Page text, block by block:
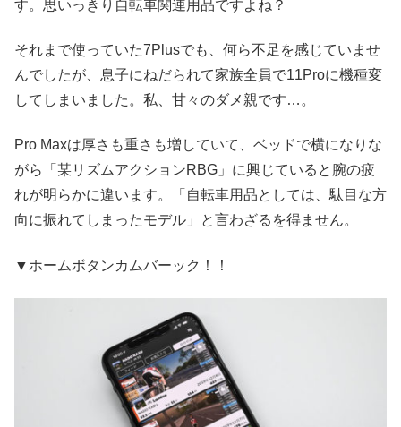
す。思いっきり自転車関連用品ですよね？
それまで使っていた7Plusでも、何ら不足を感じていませ
んでしたが、息子にねだられて家族全員で11Proに機種変
してしまいました。私、甘々のダメ親です…。
Pro Maxは厚さも重さも増していて、ベッドで横になりな
がら「某リズムアクションRBG」に興じていると腕の疲
れが明らかに違います。「自転車用品としては、駄目な方
向に振れてしまったモデル」と言わざるを得ません。
▼ホームボタンカムバーック！！